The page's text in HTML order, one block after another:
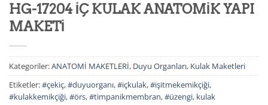
HG-17204 İÇ KULAK ANATOMİK YAPI
MAKETİ
Kategoriler:ANATOMİ MAKETLERİ, Duyu Organları, Kulak Maketleri
Etiketler:#çekiç,#duyuorganı,#içkulak,#işitmekemikçiği,
#kulakkemikçiği,#örs,#timpanikmembran,#üzengi, kulak